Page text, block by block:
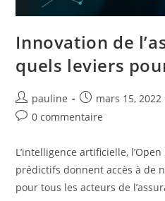
Innovation de
quels leviers
pauline mars 15, 2022
0 commentaire
L’intelligence artificielle,
prédictifs donnent accès à de
pour tous les acteurs de